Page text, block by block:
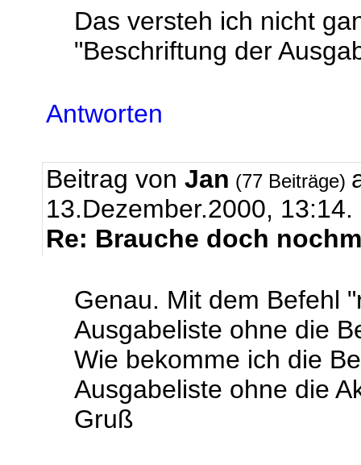
Das versteh ich nicht
"Beschriftung der
Antworten
Beitrag von Jan (77 Beiträge)
13.Dezember.2000, 13:14.
Re: Brauche doch
Genau. Mit dem Befehl
Ausgabeliste ohne die
Wie bekomme ich die
Ausgabeliste ohne die
Gruß